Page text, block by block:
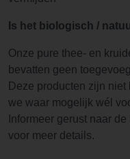
Is het biologisch /
Onze pure thee- en
bevatten geen
Deze producten zijn
we waar mogelijk wél
Informeer gerust naar
voor meer details.